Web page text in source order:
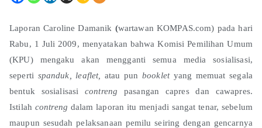
Laporan Caroline Damanik (wartawan KOMPAS.com) pada hari
Rabu, 1 Juli 2009, menyatakan bahwa Komisi Pemilihan Umum
(KPU) mengaku akan mengganti semua media sosialisasi,
seperti spanduk, leaflet, atau punbookletyang memuat segala
bentuk sosialisasi contreng pasangan capres dan cawapres.
Istilah contreng dalam laporan itu menjadi sangat tenar, sebelum
maupun sesudah pelaksanaan pemilu seiring dengan gencarnya